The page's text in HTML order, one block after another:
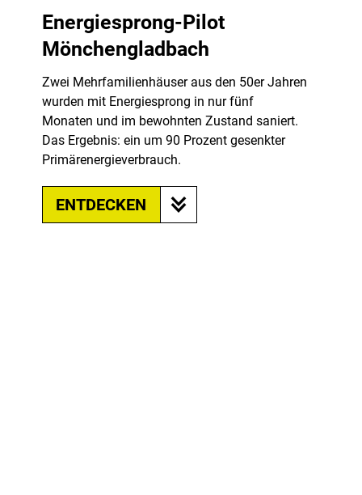
Energiesprong-Pilot
Mönchengladbach
Zwei Mehrfamilienhäuser aus den 50er Jahren
wurden mit Energiesprong in nur fünf
Monaten und im bewohnten Zustand saniert.
Das Ergebnis: ein um 90 Prozent gesenkter
Primärenergieverbrauch.
ENTDECKEN